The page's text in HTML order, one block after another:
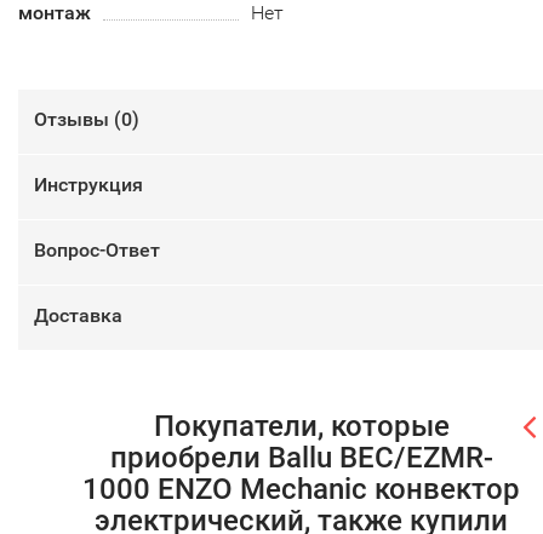
монтаж
Нет
Отзывы (0)
Инструкция
Вопрос-Ответ
Доставка
Покупатели, которые
приобрели Ballu BEC/EZMR-
1000 ENZO Mechanic конвектор
электрический, также купили